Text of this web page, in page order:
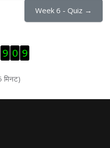
Week 6 - Quiz →
9 0 9
मिनट)